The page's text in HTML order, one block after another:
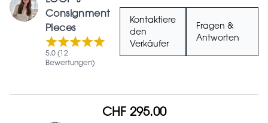
Consignment
Pieces
5.0 (12
Bewertungen)
Kontaktiere
den
Verkäufer
Fragen &
Antworten
CHF 295.00